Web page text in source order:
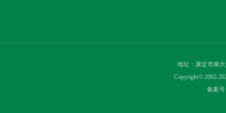
地址：康定市南
Copyright © 2002-
备案